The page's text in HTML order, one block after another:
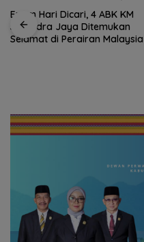
Enam Hari Dicari, 4 ABK KM
Samudra Jaya Ditemukan
Selamat di Perairan Malaysia